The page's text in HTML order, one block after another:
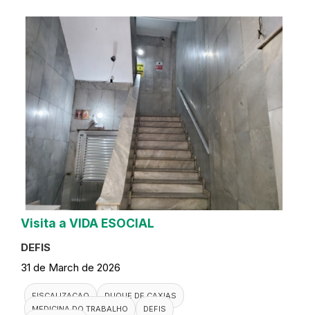
Visita a VIDA ESOCIAL
DEFIS
31 de March de 2026
FISCALIZACAO
DUQUE DE CAXIAS
MEDICINA DO TRABALHO
DEFIS